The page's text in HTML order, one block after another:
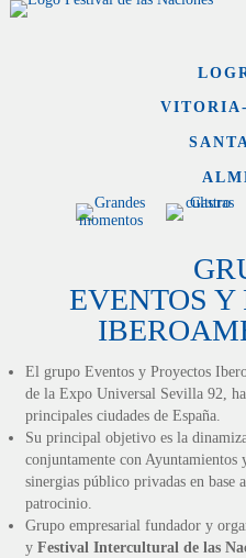
EVENTOS Y
El grupo Eventos y Proyectos
de la Expo Universal Sevilla 92,
principales ciudades de España.
Su principal objetivo es la
conjuntamente con Ayuntamientos
sinergias público privadas en base
patrocinio.
Grupo empresarial fundador y
y Festival Intercultural de las